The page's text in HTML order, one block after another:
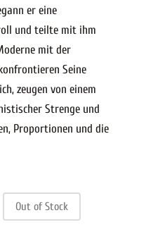
er eine
und teilte mit ihm
mit der
Seine
zeugen von einem
Strenge und
Proportionen und die
Out of Stock